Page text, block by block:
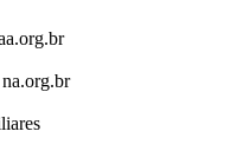
na.org.br